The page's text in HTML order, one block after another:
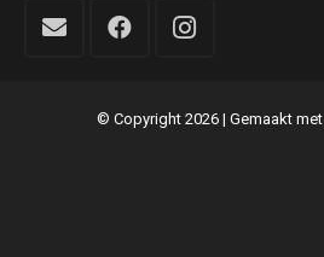
© Copyright 2026 | Gemaakt met